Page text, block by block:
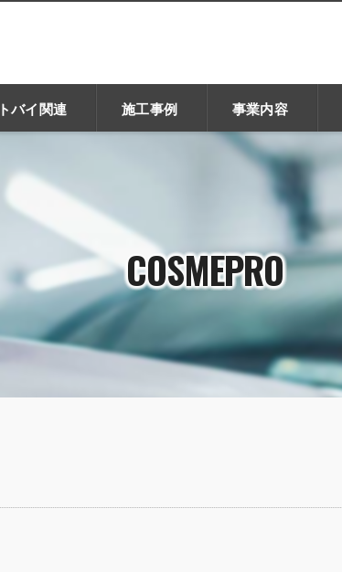
バイ関連 施工事例 事業内容
COSMEPRO